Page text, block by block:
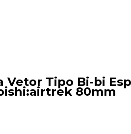
Vetor Tipo Bi-bi
80mm